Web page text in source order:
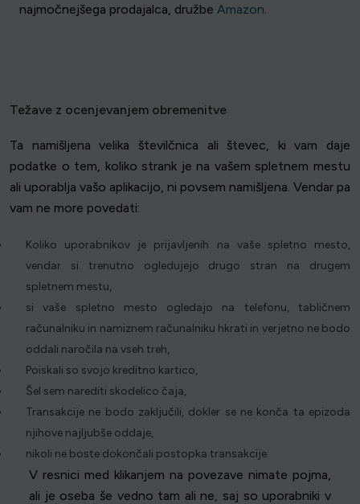
najmočnejšega prodajalca, družbe Amazon.
Težave z ocenjevanjem obremenitve
Ta namišljena velika številčnica ali števec, ki vam daje
podatke o tem, koliko strank je na vašem spletnem mestu
ali uporablja vašo aplikacijo, ni povsem namišljena. Vendar pa
vam ne more povedati:
Koliko uporabnikov je prijavljenih na vaše spletno mesto,
vendar si trenutno ogledujejo drugo stran na drugem
spletnem mestu,
si vaše spletno mesto ogledajo na telefonu, tabličnem
računalniku in namiznem računalniku hkrati in verjetno ne bodo
oddali naročila na vseh treh,
Poiskali so svojo kreditno kartico,
Šel sem narediti skodelico čaja,
Transakcije ne bodo zaključili, dokler se ne konča ta epizoda
njihove najljubše oddaje,
nikoli ne boste dokončali postopka transakcije.
V resnici med klikanjem na povezave nimate pojma,
ali je oseba še vedno tam ali ne, saj so uporabniki v